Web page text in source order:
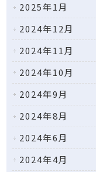
2025年1月
2024年12月
2024年11月
2024年10月
2024年9月
2024年8月
2024年6月
2024年4月